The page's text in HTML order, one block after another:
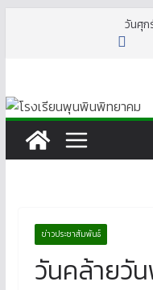
วันศุก
ข่าวประชาสัมพันธ์
วันคล้ายวั